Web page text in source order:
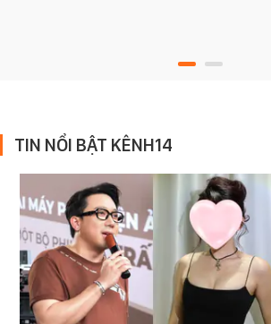
TIN NỔI BẬT KÊNH14